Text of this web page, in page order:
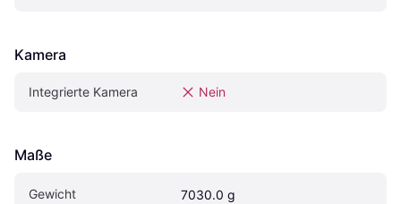
Kamera
Integrierte Kamera Nein
Maße
Gewicht 7030.0 g